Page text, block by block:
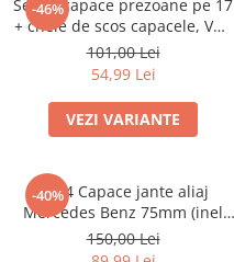
-46%
Set 20 capace prezoane pe 17
+ cheie de scos capacele, VW/
Audi /Skoda
101,00 Lei
54,99 Lei
VEZI VARIANTE
-40%
set 4 Capace jante aliaj
Mercedes Benz 75mm (inel
prindere)
150,00 Lei